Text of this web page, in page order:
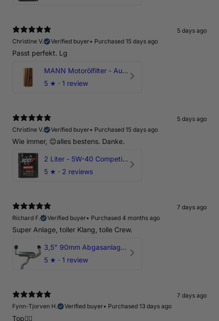
5 days ago
Christine V.
Verified buyer• Purchased 15 days ago
Passt perfekt. Lg
MANN Motorölfilter - Audi RS3 TTRS RSQ3 VZ5 - DAZ DNW
5 ★ · 1 review
5 days ago
Christine V.
Verified buyer• Purchased 15 days ago
Wie immer, 😊alles bestens. Danke.
2 Liter - 5W-40 Competition 300V Motul Motoröl
5 ★ · 2 reviews
7 days ago
Richard F.
Verified buyer• Purchased 4 months ago
Super Anlage, toller Klang, tolle Crew.
3,5" 90mm Abgasanlage AUDI RSQ3 DNWA 2.5 TFSI
5 ★ · 1 review
7 days ago
Fynn-Tjorven H.
Verified buyer• Purchased 13 days ago
Top👍🏼